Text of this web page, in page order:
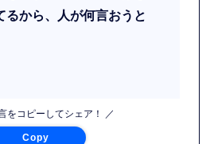
るから、人が何言おうと
をコピーしてシェア！ ／
Copy